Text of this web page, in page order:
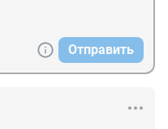
Отправить